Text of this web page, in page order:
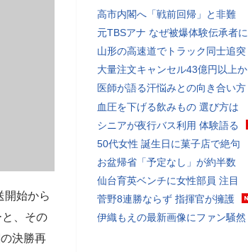
開始から
、その
決勝再
高市内閣へ「戦前回帰」と非難
元TBSアナ なぜ被爆体験伝承者に
山形の高速道でトラック同士追突
大量注文キャンセル43億円以上か
医師が語る汗悩みとの向き合い方
血圧を下げる飲みもの 選び方は
シニアが夜行バス利用 体験語る
50代女性 誕生日に菓子店で絶句
お盆帰省「予定なし」が約半数
仙台育英ベンチに女性部員 注目
菅野8連勝ならず 指揮官が擁護
伊織もえの最新画像にファン騒然